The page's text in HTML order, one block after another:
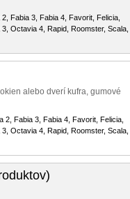
Fabia 3, Fabia 4, Favorit, Felicia,
Octavia 4, Rapid, Roomster, Scala,
alebo dverí kufra, gumové
2, Fabia 3, Fabia 4, Favorit, Felicia,
Octavia 4, Rapid, Roomster, Scala,